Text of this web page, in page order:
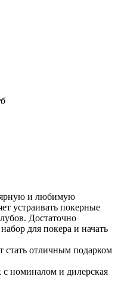
и любимую
устраивать покерные
Достаточно
для покера и начать
отличным подарком
номиналом и дилерская